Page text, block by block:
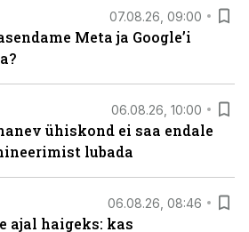
07.08.26, 09:00
Meta ja Google’i
06.08.26, 10:00
ühiskond ei saa endale
lubada
06.08.26, 08:46
ajal haigeks: kas